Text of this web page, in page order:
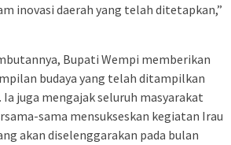
inovasi daerah yang telah ditetapkan,”
Bupati Wempi memberikan
budaya yang telah ditampilkan
juga mengajak seluruh masyarakat
sama mensukseskan kegiatan Irau
akan diselenggarakan pada bulan